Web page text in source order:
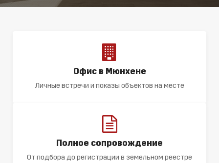
Офис в Мюнхене
Личные встречи и показы объектов на месте
Полное сопровождение
От подбора до регистрации в земельном реестре